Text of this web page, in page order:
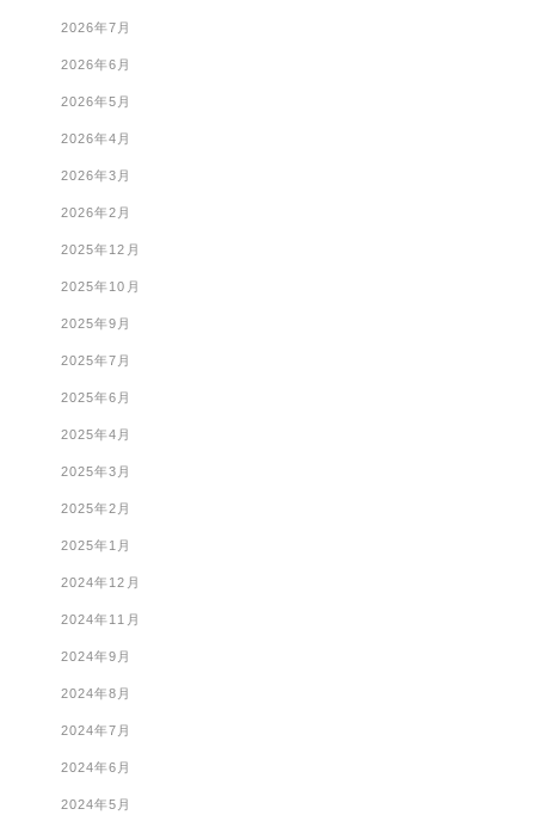
2026年7月
2026年6月
2026年5月
2026年4月
2026年3月
2026年2月
2025年12月
2025年10月
2025年9月
2025年7月
2025年6月
2025年4月
2025年3月
2025年2月
2025年1月
2024年12月
2024年11月
2024年9月
2024年8月
2024年7月
2024年6月
2024年5月